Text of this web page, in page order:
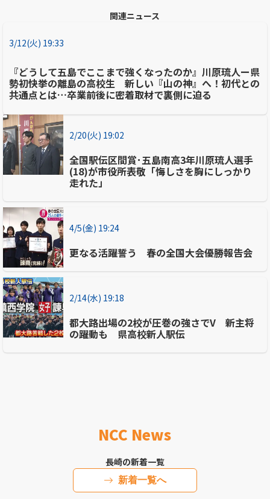
関連ニュース
3/12(火) 19:33
『どうして五島でここまで強くなったのか』川原琉人ー県
勢初快挙の離島の高校生 新しい『山の神』へ！初代との
共通点とは…卒業前後に密着取材で裏側に迫る
2/20(火) 19:02
全国駅伝区間賞･五島南高3年川原琉人選手
(18)が市役所表敬「悔しさを胸にしっかり
走れた」
4/5(金) 19:24
更なる活躍誓う 春の全国大会優勝報告会
2/14(水) 19:18
都大路出場の2校が圧巻の強さでV 新主将
の躍動も 県高校新人駅伝
NCC News
長崎の新着一覧
新着一覧へ